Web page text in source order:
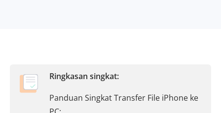
Ringkasan singkat:
Panduan Singkat Transfer File iPhone ke